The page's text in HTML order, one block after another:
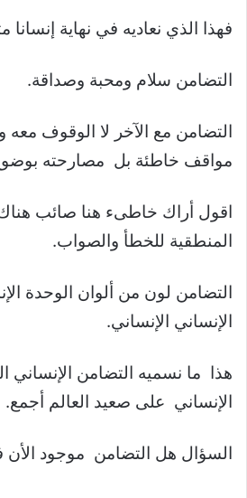
فهذا الذي نعاديه في نهاية إنسانا
التضامن سلام ومحبة وصداقة.
التضامن مع الآخر لا الوقوف معه
مواقف خاطئة بل مصارحته
اقول أراك خاطىء هنا صائب
المنطقية للخطأ والصواب.
التضامن لون من ألوان الوحدة
الإنساني الإنساني.
هذا ما نسميه التضامن الإنساني
الإنساني على صعيد العالم أجمع.
السؤال هل التضامن موجود الأن